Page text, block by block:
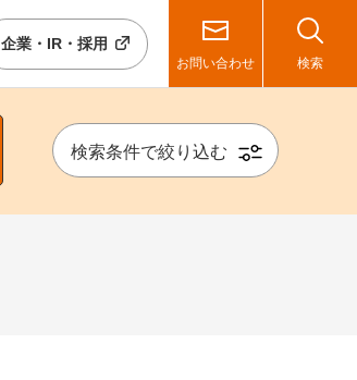
企業・IR・採用
お問い合わせ 検索
検索条件で絞り込む